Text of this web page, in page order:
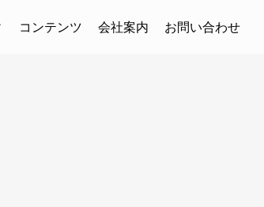
コンテンツ 会社案内 お問い合わせ